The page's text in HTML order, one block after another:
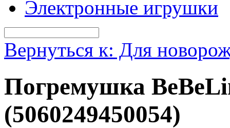
Электронные игрушки
Вернуться к: Для
Погремушка
(5060249450054)